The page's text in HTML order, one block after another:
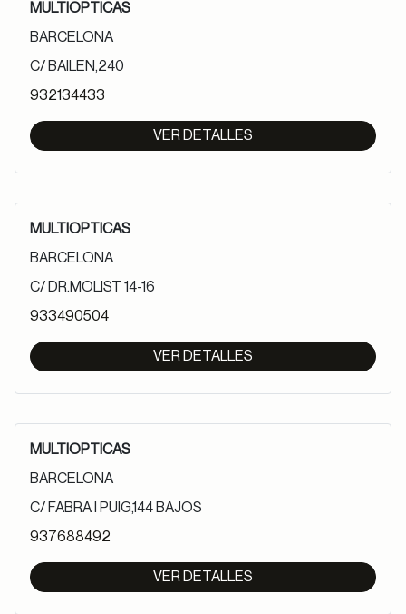
MULTIOPTICAS
BARCELONA
C/ BAILEN,240
932134433
VER DETALLES
MULTIOPTICAS
BARCELONA
C/ DR.MOLIST 14-16
933490504
VER DETALLES
MULTIOPTICAS
BARCELONA
C/ FABRA I PUIG,144 BAJOS
937688492
VER DETALLES